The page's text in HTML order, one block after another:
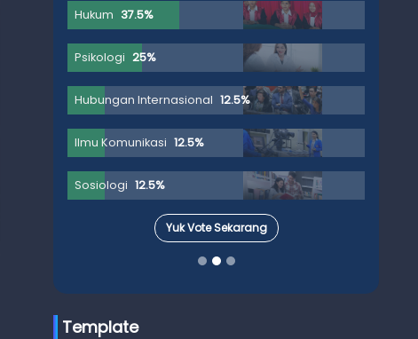
Hukum 37.5%
Psikologi 25%
Hubungan Internasional 12.5%
Ilmu Komunikasi 12.5%
Sosiologi 12.5%
Yuk Vote Sekarang
Template